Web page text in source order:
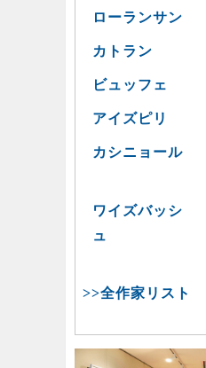
ローランサン
カトラン
ビュッフェ
アイズピリ
カシニョール
ワイズバッシ
ュ
>>全作家リスト